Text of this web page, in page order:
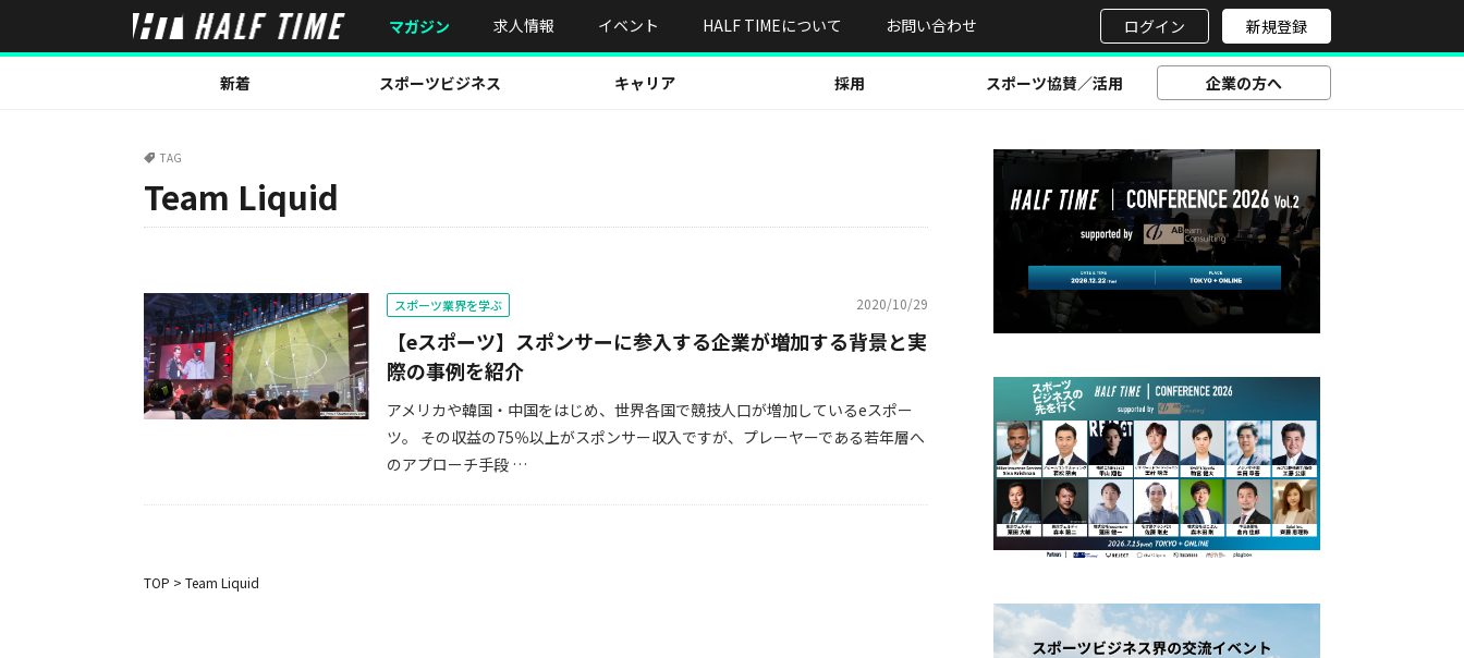
マガジン 求人情報 イベント HALF TIMEについて お問い合わせ ログイン 新規登録
新着 スポーツビジネス キャリア 採用 スポーツ協賛／活用 企業の方へ
TAG
Team Liquid
スポーツ業界を学ぶ 2020/10/29
【eスポーツ】スポンサーに参入する企業が増加する背景と実
際の事例を紹介
アメリカや韓国・中国をはじめ、世界各国で競技人口が増加しているeスポー
ツ。 その収益の75％以上がスポンサー収入ですが、プレーヤーである若年層へ
のアプローチ手段 …
TOP > Team Liquid